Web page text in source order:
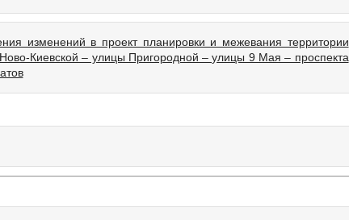
изменений в проект планировки и межевания территории
Киевской – улицы Пригородной – улицы 9 Мая – проспекта